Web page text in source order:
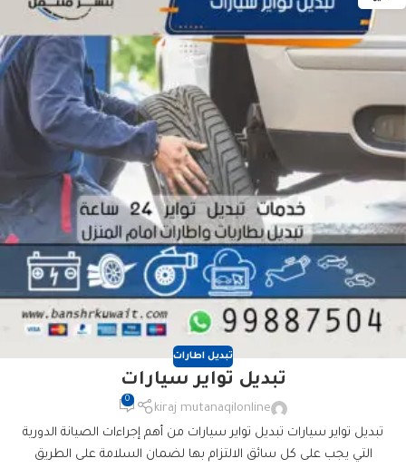
تبديل اطارات
تبديل تواير سيارات
kiraj mutanaqilonline
0
تبديل تواير سيارات تبديل تواير سيارات من أهم إجراءات الصيانة الدورية
التي يجب على كل سائق الالتزام بها لضمان السلامة على الطريق